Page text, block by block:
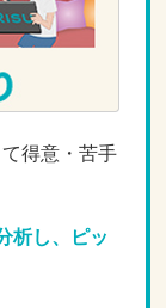
得意・苦手
析し、ピッ